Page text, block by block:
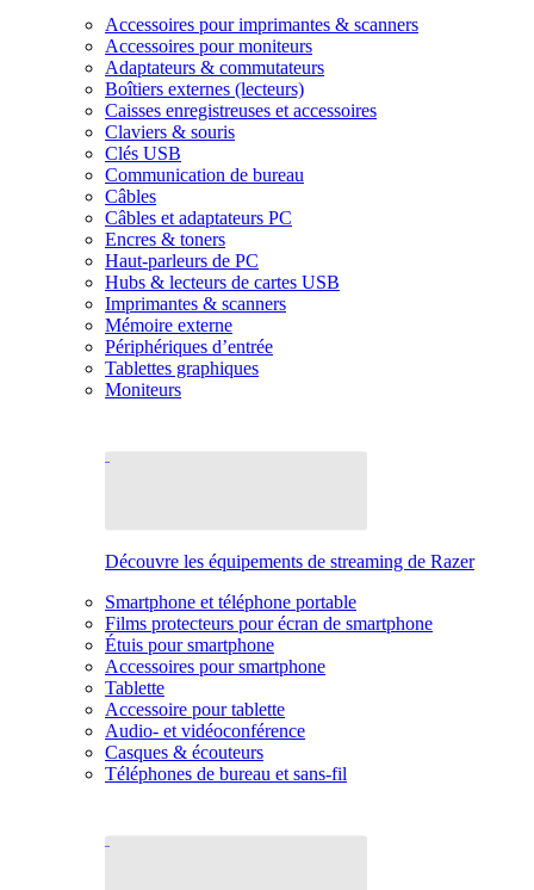
Accessoires pour imprimantes & scanners
Accessoires pour moniteurs
Adaptateurs & commutateurs
Boîtiers externes (lecteurs)
Caisses enregistreuses et accessoires
Claviers & souris
Clés USB
Communication de bureau
Câbles
Câbles et adaptateurs PC
Encres & toners
Haut-parleurs de PC
Hubs & lecteurs de cartes USB
Imprimantes & scanners
Mémoire externe
Périphériques d’entrée
Tablettes graphiques
Moniteurs
Découvre les équipements de streaming de Razer
Smartphone et téléphone portable
Films protecteurs pour écran de smartphone
Étuis pour smartphone
Accessoires pour smartphone
Tablette
Accessoire pour tablette
Audio- et vidéoconférence
Casques & écouteurs
Téléphones de bureau et sans-fil